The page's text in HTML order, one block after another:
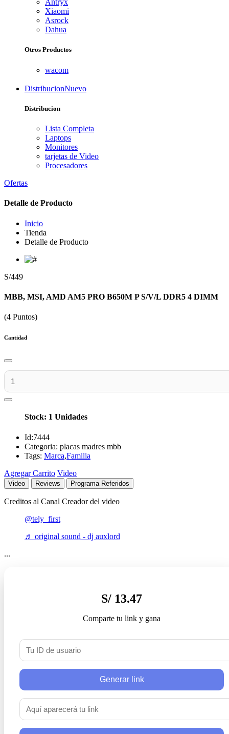
Antryx
Xiaomi
Asrock
Dahua
Otros Productos
wacom
DistribucionNuevo
Distribucion
Lista Completa
Laptops
Monitores
tarjetas de Video
Procesadores
Ofertas
Detalle de Producto
Inicio
Tienda
Detalle de Producto
S/449
MBB, MSI, AMD AM5 PRO B650M P S/V/L DDR5 4 DIMM
(4 Puntos)
Cantidad
Stock: 1 Unidades
Id:7444
Categoria: placas madres mbb
Tags: Marca,Familia
Agregar Carrito Video
Video Reviews Programa Referidos
Creditos al Canal Creador del video
@tely_first
♬ original sound - dj auxlord
...
S/ 13.47
Comparte tu link y gana
Generar link